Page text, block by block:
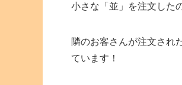
小さな「並」を注文した
隣のお客さんが注文され
ています！